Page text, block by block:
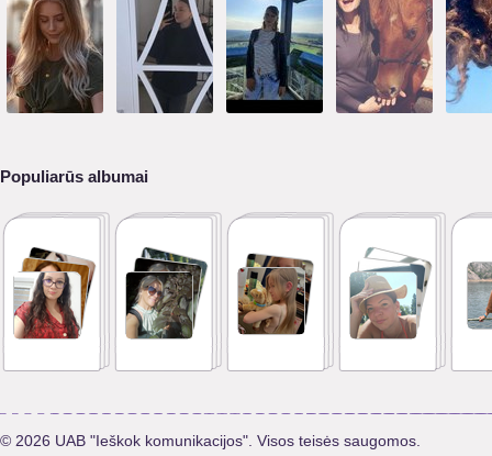
Populiarūs albumai
© 2026 UAB "Ieškok komunikacijos". Visos teisės saugomos.